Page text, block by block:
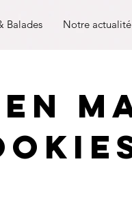
Balades Notre actualité